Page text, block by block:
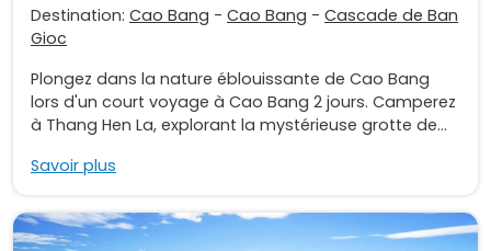
Destination: Cao Bang - Cao Bang - Cascade de Ban
Gioc
Plongez dans la nature éblouissante de Cao Bang
lors d'un court voyage à Cao Bang 2 jours. Camperez
à Thang Hen La, explorant la mystérieuse grotte de...
Savoir plus